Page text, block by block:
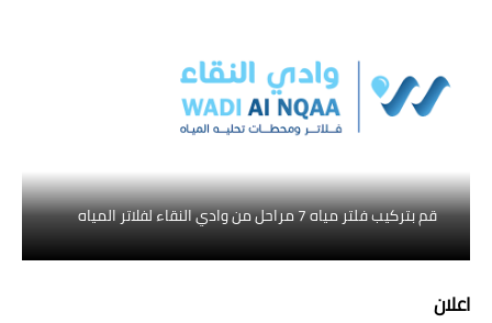
قم بتركيب فلتر مياه 7 مراحل من وادي النقاء لفلاتر المياه
اعلان